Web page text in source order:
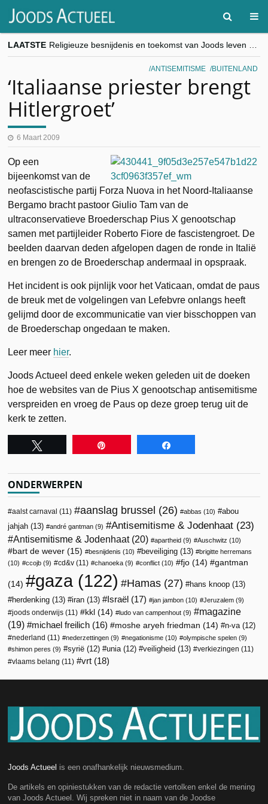
LAATSTE
“Besnijdenisdebat toont hoe moeilijk seculiere Westen minderheden begrijpt”, Jinnih Beels (Vooruit)
CITYTRIP | ROEMENIË – Boekarest: de verrassing van Oost-Europa
ANTISEMITISME BUITENLAND
‘Italiaanse priester brengt
Hitlergroet’
6 Maart 2009
Op een
bijeenkomst van de
neofascistische partij Forza Nuova in het Noord-Italiaanse
Bergamo bracht pastoor Giulio Tam van de
ultraconservatieve Broederschap Pius X genootschap
samen met partijleider Roberto Fiore de fascistengroet. De
beelden daarvan deden afgelopen dagen de ronde in Italië
en brengen zo de Broederschap andermaal in opspraak.
Het incident is ook pijnlijk voor het Vaticaan, omdat de paus
de breuk met de volgelingen van Lefebvre onlangs heeft
gelijmd door de excommunicatie van vier bisschoppen van
de Broederschap ongedaan te maken.
Leer meer hier.
Joods Actueel deed enkele weken geleden uit de doeken
hoe de websites van de Pius X genootschap antisemitisme
verspreiden en vroeg de Paus op deze groep terug uit de
kerk te zetten.
ONDERWERPEN
aalst carnaval (11) aanslag brussel (26) abbas (10)
abou
jahjah (13) andré gantman (9) Antisemitisme & Jodenhaat (23)
Antisemitisme & Jodenhaat(20) apartheid (9) Auschwitz (10)
bart de wever (15) besnijdenis (10) beveiliging (13)
brigitte herremans
(10)
ccojb (9) cd&v (11) chanoeka (9) conflict (10) fjo (14) gantman
(14) gaza (122) Hamas (27) hans knoop (13)
herdenking (13) iran (13) Israël (17) jan jambon (10) Jeruzalem (9)
joods onderwijs (11) kkl (14) ludo van campenhout (9)
magazine
(19)
michael freilich (16) moshe aryeh friedman (14) n-va (12)
nederland (11) nederzettingen (9) negationisme (10) olympische spelen (9)
shimon peres (9) syrië (12) unia (12) veiligheid (13) verkiezingen (11)
vlaams belang (11) vrt (18)
Joods Actueel is een onafhankelijk nieuwsmedium.
De artikels en opiniestukken van de redactie vertolken enkel de mening
van Joods Actueel. Wij spreken niet in naam van de Joodse